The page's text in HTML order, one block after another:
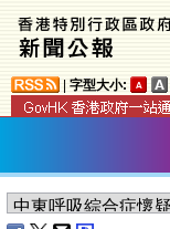
字型大小: